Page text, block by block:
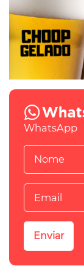
WhatsApp